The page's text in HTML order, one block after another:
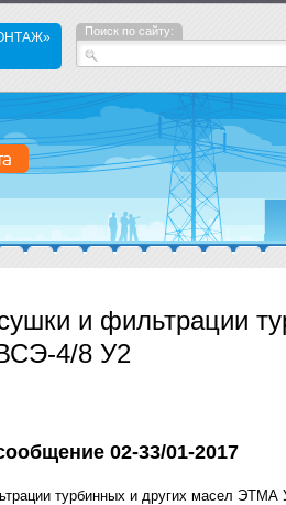
Поиск по сайту:
и фильтрации
4/8 У2
02-33/01-2017
турбинных и других масел